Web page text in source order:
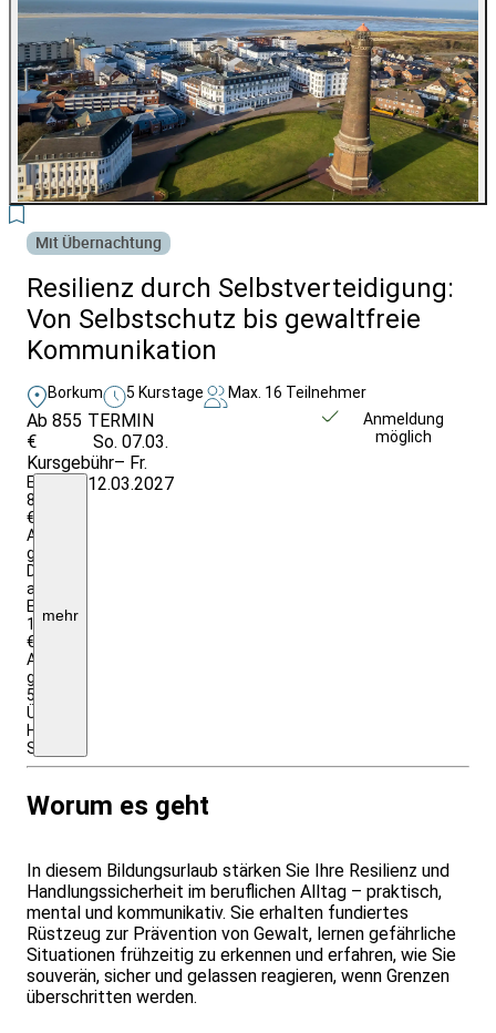
Mit Übernachtung
Resilienz durch Selbstverteidigung:
Von Selbstschutz bis gewaltfreie
Kommunikation
Borkum 5 Kurstage Max. 16 Teilnehmer
Ab 855
€
Kursgebühr
EZ
85
€
Aufpreis
gesamt,
DZ
als
EZ
120
€
Aufpreis
gesamt,
5
Übernachtungen,
Halbpension,
Seminargebühr
mehr
TERMIN
So. 07.03.
– Fr.
12.03.2027
Anmeldung
möglich
Worum es geht
In diesem Bildungsurlaub stärken Sie Ihre Resilienz und
Handlungssicherheit im beruflichen Alltag – praktisch,
mental und kommunikativ. Sie erhalten fundiertes
Rüstzeug zur Prävention von Gewalt, lernen gefährliche
Situationen frühzeitig zu erkennen und erfahren, wie Sie
souverän, sicher und gelassen reagieren, wenn Grenzen
überschritten werden.